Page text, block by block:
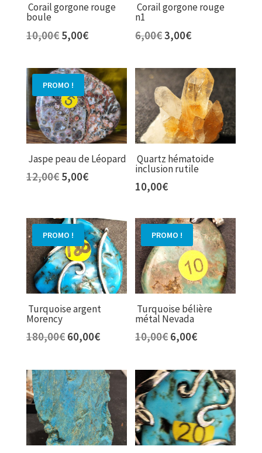
Corail gorgone rouge
boule
10,00€ Le
initial
était :
10,00€.
5,00€Le
actuel
est :
5,00€.
Corail gorgone rouge
n1
6,00€Le
initial
était :
6,00€.
3,00€Le
actuel
est :
3,00€.
PROMO !
Jaspe peau de Léopard
12,00€ Le
était :
12,00€.
5,00€Le
est :
5,00€.
Quartz hématoide
inclusion rutile
10,00€
PROMO !
Turquoise argent
Morency
180,00€ Le
initial
était :
180,00€.
60,00€Le
actuel
est :
60,00€.
PROMO !
Turquoise bélière
métal Nevada
10,00€ Le
initial
était :
10,00€.
6,00€Le
actuel
est :
6,00€.